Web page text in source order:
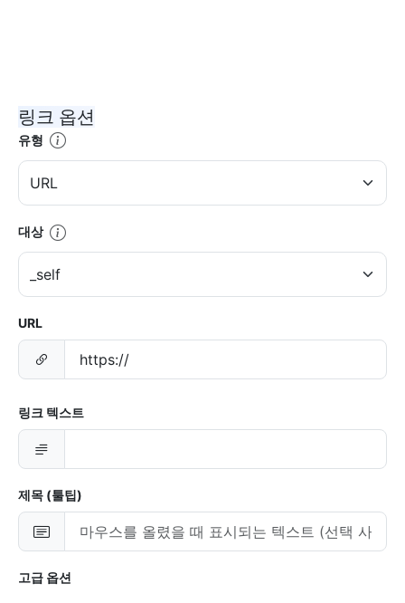
링크 옵션
유형
대상
URL
링크 텍스트
제목 (툴팁)
고급 옵션